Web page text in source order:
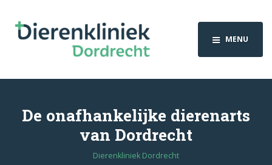
MENU
De onafhankelijke dierenarts
van Dordrecht
Dierenkliniek Dordrecht